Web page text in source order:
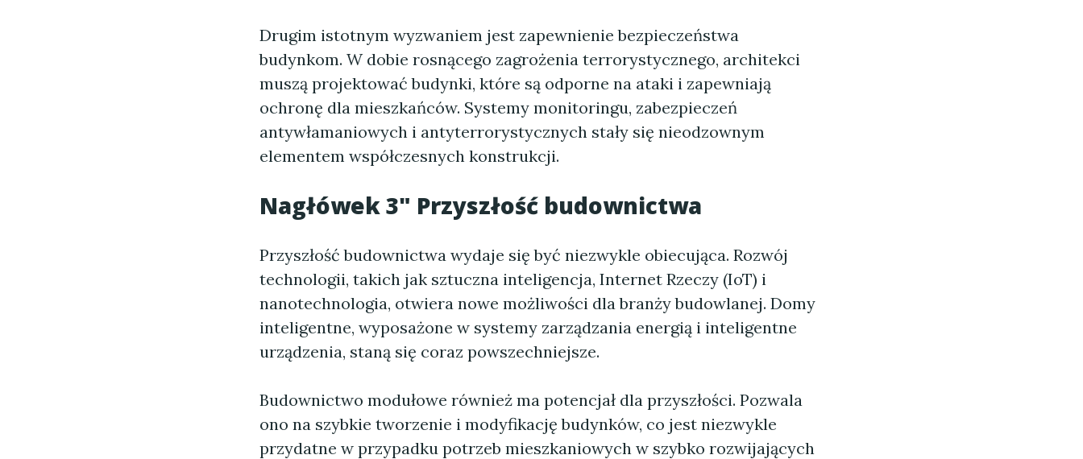
Drugim istotnym wyzwaniem jest zapewnienie bezpieczeństwa
budynkom. W dobie rosnącego zagrożenia terrorystycznego, architekci
muszą projektować budynki, które są odporne na ataki i zapewniają
ochronę dla mieszkańców. Systemy monitoringu, zabezpieczeń
antywłamaniowych i antyterrorystycznych stały się nieodzownym
elementem współczesnych konstrukcji.
Nagłówek 3" Przyszłość budownictwa
Przyszłość budownictwa wydaje się być niezwykle obiecująca. Rozwój
technologii, takich jak sztuczna inteligencja, Internet Rzeczy (IoT) i
nanotechnologia, otwiera nowe możliwości dla branży budowlanej. Domy
inteligentne, wyposażone w systemy zarządzania energią i inteligentne
urządzenia, staną się coraz powszechniejsze.
Budownictwo modułowe również ma potencjał dla przyszłości. Pozwala
ono na szybkie tworzenie i modyfikację budynków, co jest niezwykle
przydatne w przypadku potrzeb mieszkaniowych w szybko rozwijających